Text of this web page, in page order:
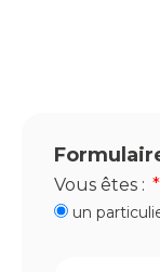
Vous êtes :
un